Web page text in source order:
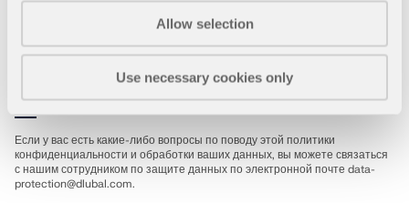
Allow selection
Use necessary cookies only
рабочих процессов.
Контакты
Если у вас есть какие-либо вопросы по поводу этой политики
конфиденциальности и обработки ваших данных, вы можете связаться
с нашим сотрудником по защите данных по электронной почте data-
protection@dlubal.com.